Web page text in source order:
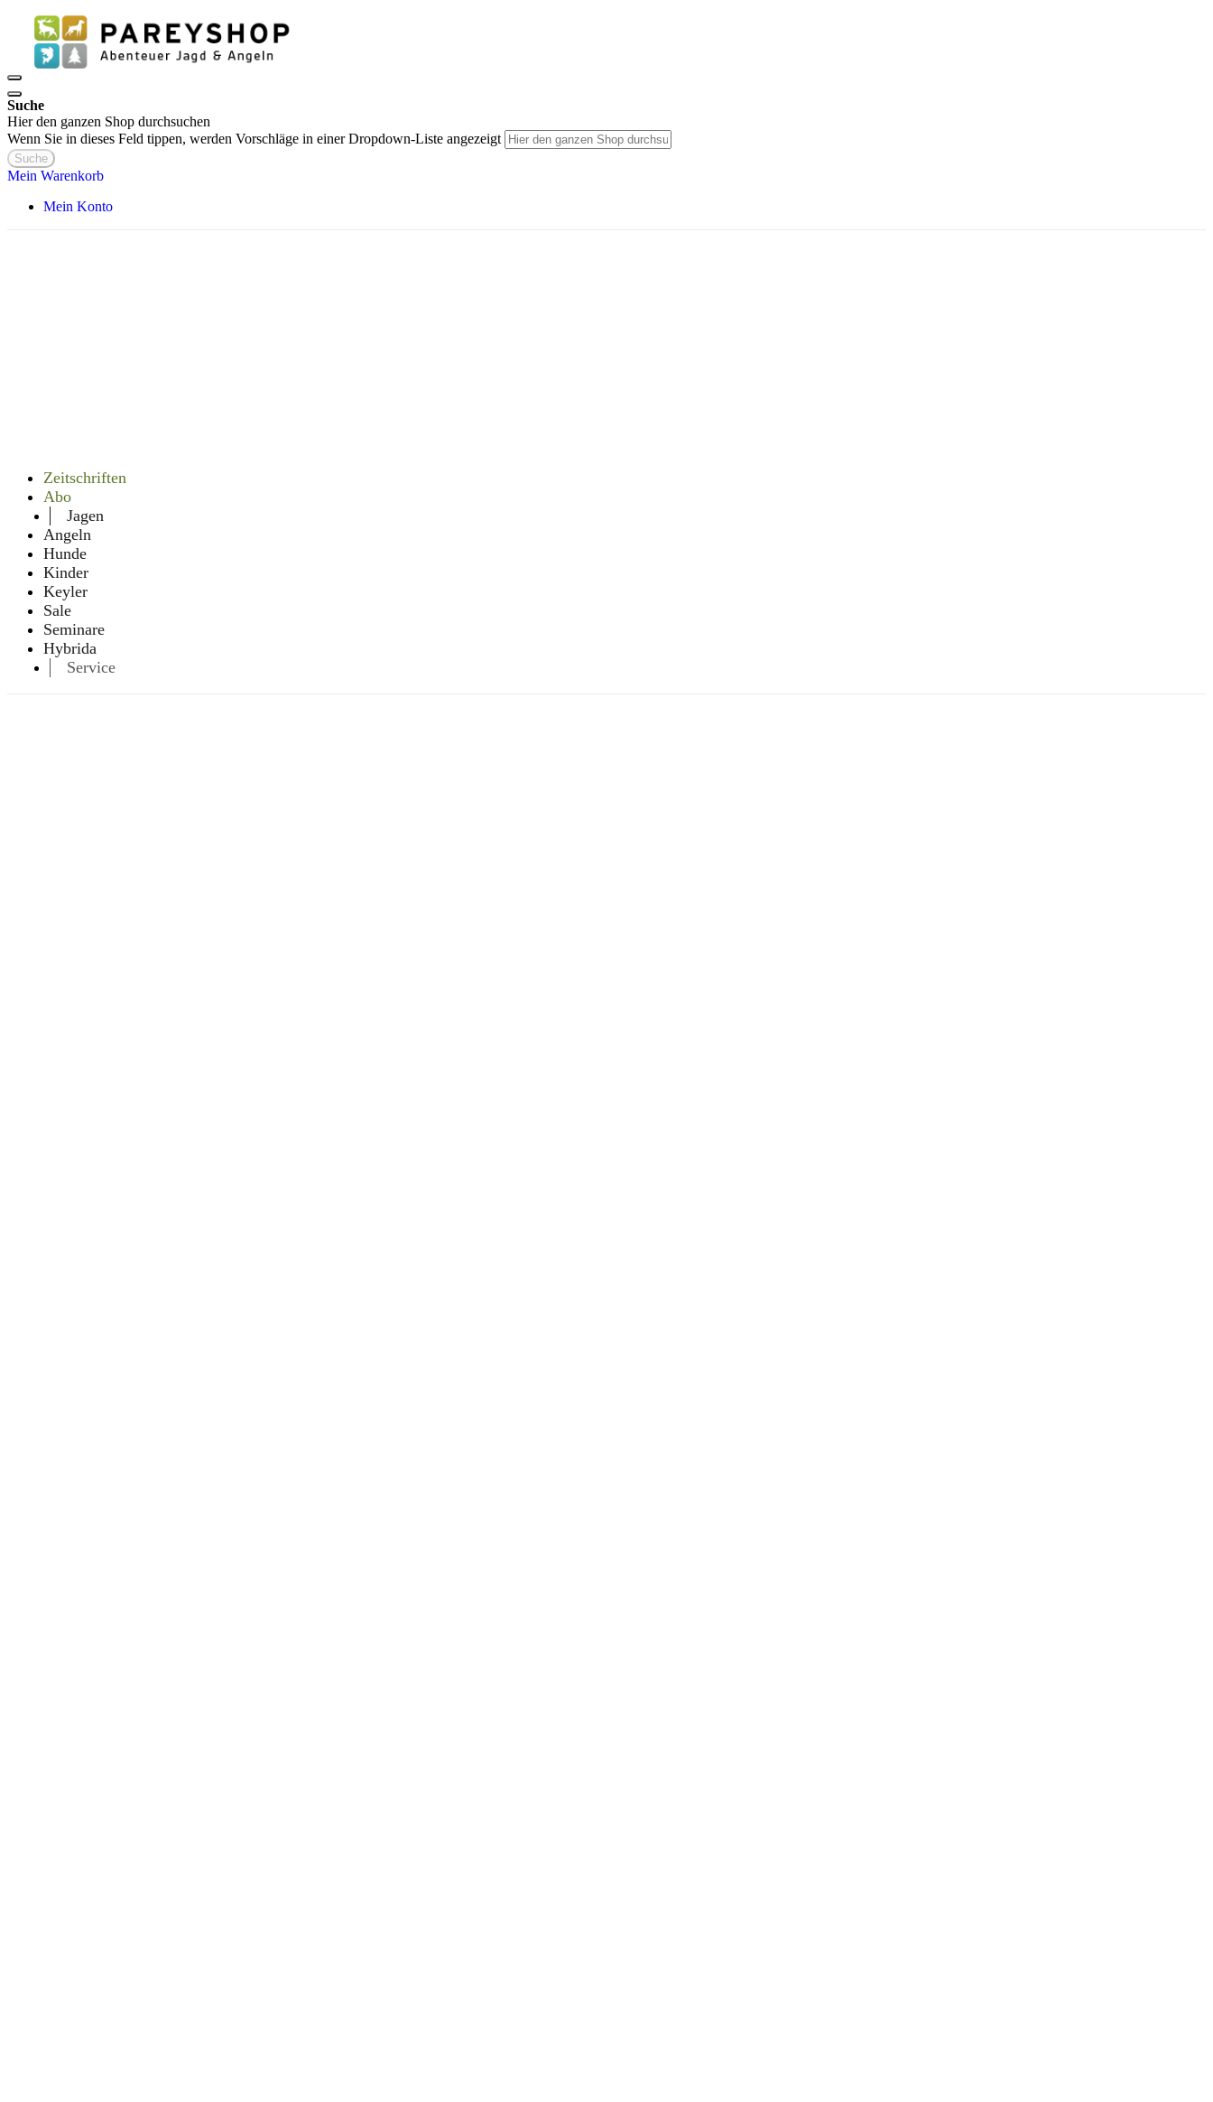
Suche
Hier den ganzen Shop durchsuchen
Wenn Sie in dieses Feld tippen, werden Vorschläge in einer Dropdown-Liste angezeigt
Suche
Mein Warenkorb
Mein Konto
Zeitschriften
Abo
Jagen
Angeln
Hunde
Kinder
Keyler
Sale
Seminare
Hybrida
Service